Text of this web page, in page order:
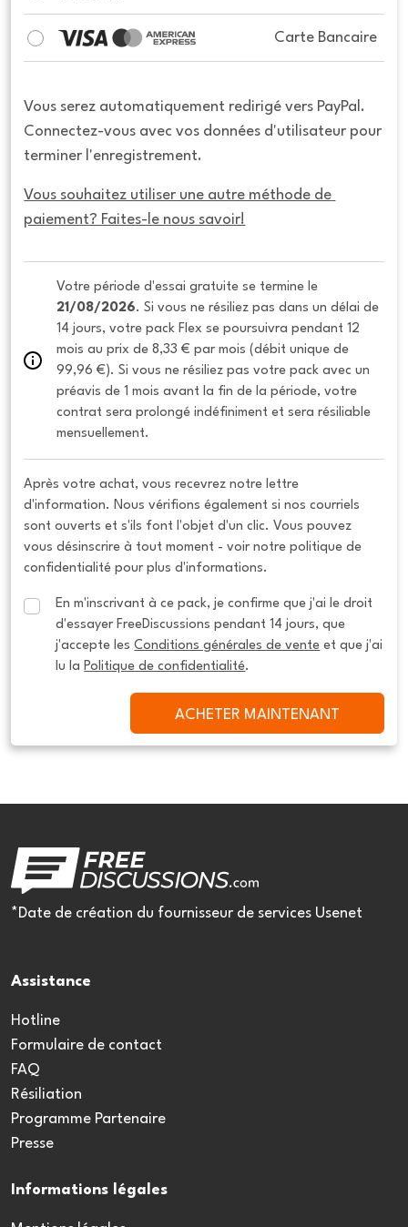
Carte Bancaire
Vous serez automatiquement redirigé vers PayPal.
Connectez-vous avec vos données d'utilisateur pour
terminer l'enregistrement.
Vous souhaitez utiliser une autre méthode de
paiement? Faites-le nous savoir!
21/08/2026. Si vous ne résiliez pas dans un délai de
14 jours, votre pack Flex se poursuivra pendant 12
mois au prix de 8,33 € par mois (débit unique de
99,96 €). Si vous ne résiliez pas votre pack avec un
préavis de 1 mois avant la fin de la période, votre
contrat sera prolongé indéfiniment et sera résiliable
mensuellement.
Après votre achat, vous recevrez notre lettre
d'information. Nous vérifions également si nos courriels
sont ouverts et s'ils font l'objet d'un clic. Vous pouvez
vous désinscrire à tout moment - voir notre politique de
confidentialité pour plus d'informations.
En m'inscrivant à ce pack, je confirme que j'ai le droit
d'essayer FreeDiscussions pendant 14 jours, que
j'accepte les Conditions générales de vente et que j'ai
lu la Politique de confidentialité.
ACHETER MAINTENANT
*Date de création du fournisseur de services Usenet
Assistance
Hotline
Formulaire de contact
FAQ
Résiliation
Programme Partenaire
Presse
Informations légales